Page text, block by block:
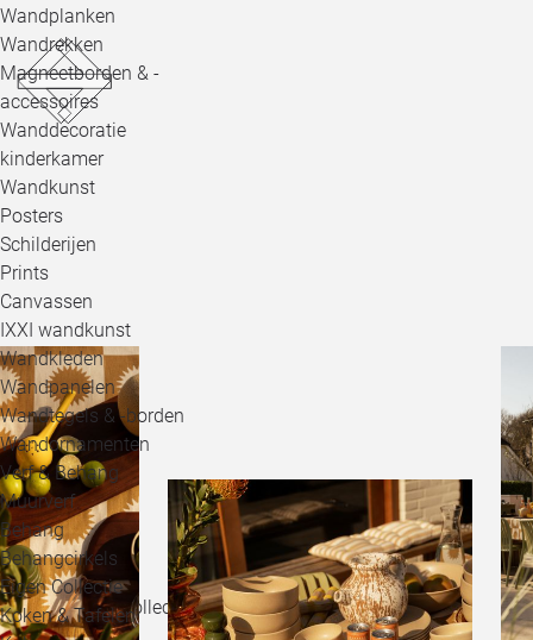
Wandplanken
Wandrekken
Magneetborden & -
accessoires
Wanddecoratie
kinderkamer
Wandkunst
Posters
Schilderijen
Prints
Canvassen
IXXI wandkunst
Wandkleden
Wandpanelen
Wandtegels & -borden
Wandornamenten
Verf & Behang
Muurverf
Behang
Behangcirkels
Eigen Collectie
Koken & Tafelen
Shop onze collectie hieronder of bezoek 1 van onze 5